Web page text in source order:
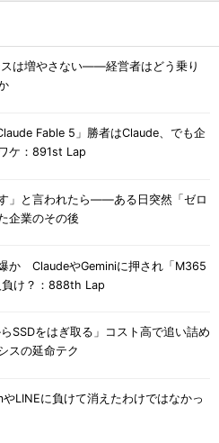
スは増やさない――経営者はどう乗り
Fable 5」勝者はClaude、でも企
ケ：891st Lap
す」と言われたら――ある日突然「ゼロ
企業のその後
か ClaudeやGeminiに押され「M365
け？：888th Lap
らSSDをはぎ取る」コスト高で追い詰め
スの延命テク
LINEに負けて消えたわけではなかっ